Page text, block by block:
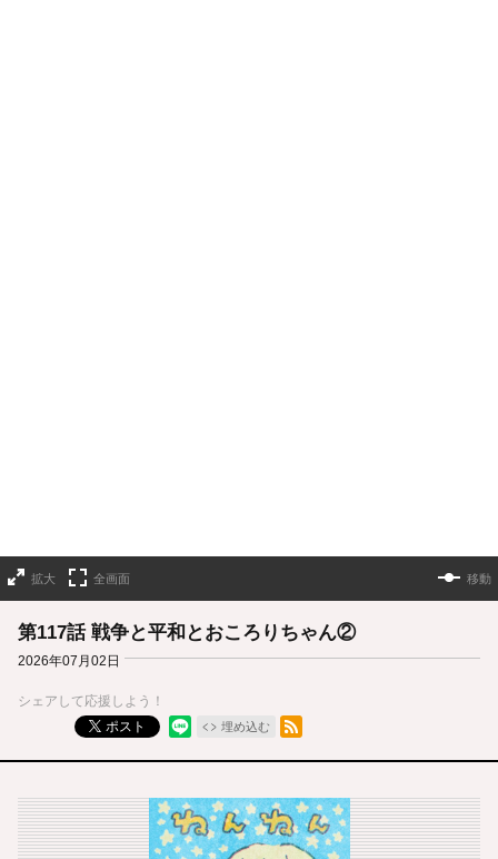
拡大 全画面 移動
第117話 戦争と平和とおころりちゃん②
2026年07月02日
シェアして応援しよう！
ポスト
埋め込む
RSSフィード